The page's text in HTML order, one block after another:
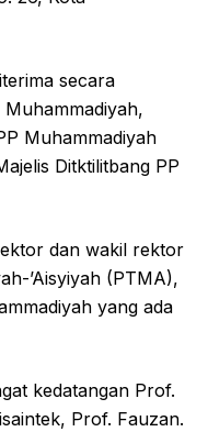
secara
Muhammadiyah
Ditktilitbang PP
dan wakil rektor
’Aisyiyah (PTMA),
yang ada
kedatangan Prof.
Prof. Fauzan.